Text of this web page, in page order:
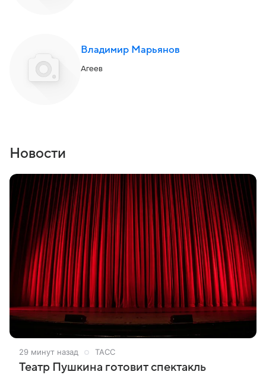
Владимир Марьянов
Агеев
Новости
29 минут назад ТАСС
Театр Пушкина готовит спектакль